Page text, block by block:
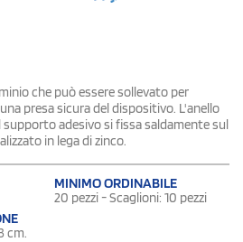
che può essere sollevato per
presa sicura del dispositivo. L'anello
adesivo si fissa saldamente sul
in lega di zinco.
MINIMO ORDINABILE
20 pezzi - Scaglioni: 10 pezzi
cm.